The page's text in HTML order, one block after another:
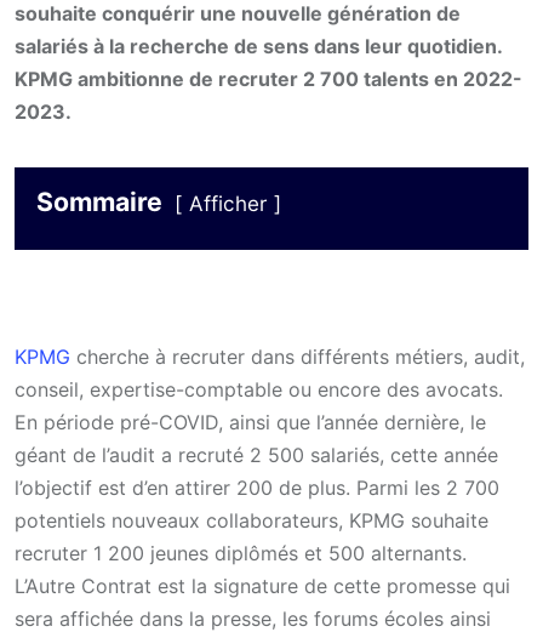
souhaite conquérir une nouvelle génération de
salariés à la recherche de sens dans leur quotidien.
KPMG ambitionne de recruter 2 700 talents en 2022-
2023.
Sommaire Afficher
KPMG cherche à recruter dans différents métiers, audit,
conseil, expertise-comptable ou encore des avocats.
En période pré-COVID, ainsi que l’année dernière, le
géant de l’audit a recruté 2 500 salariés, cette année
l’objectif est d’en attirer 200 de plus. Parmi les 2 700
potentiels nouveaux collaborateurs, KPMG souhaite
recruter 1 200 jeunes diplômés et 500 alternants.
L’Autre Contrat est la signature de cette promesse qui
sera affichée dans la presse, les forums écoles ainsi